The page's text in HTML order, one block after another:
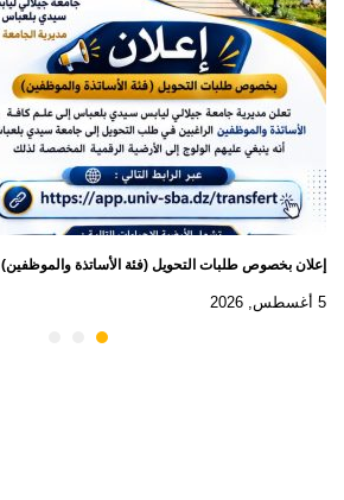
إعلان بخصوص طلبات التحويل (فئة الأساتذة والموظفين)
5 أغسطس, 2026